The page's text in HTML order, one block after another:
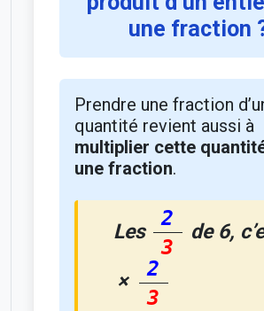
une fraction
Prendre une fraction
quantité revient aussi à
multiplier cette
une fraction.
Les
2
3
de 6,
×
2
3